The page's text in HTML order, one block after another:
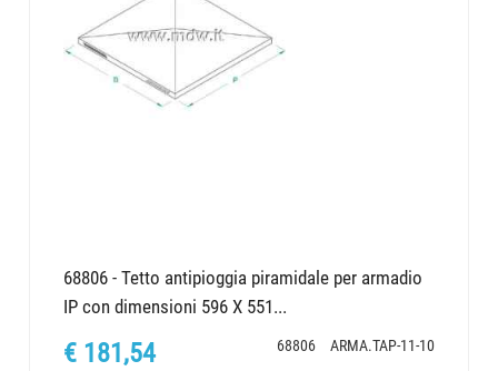
68806 - Tetto antipioggia piramidale per armadio
IP con dimensioni 596 X 551...
68806 ARMA.TAP-11-10
€ 181,54